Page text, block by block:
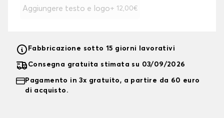
Aggiungere testo e logo + 12,00€
Fabbricazione sotto 15 giorni lavorativi
Consegna gratuita stimata su 03/09/2026
Pagamento in 3x gratuito, a partire da 60 euro
di acquisto.